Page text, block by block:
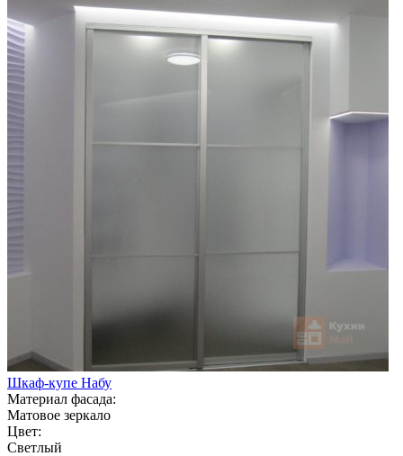
Шкаф-купе Набу
Материал фасада:
Матовое зеркало
Цвет:
Светлый